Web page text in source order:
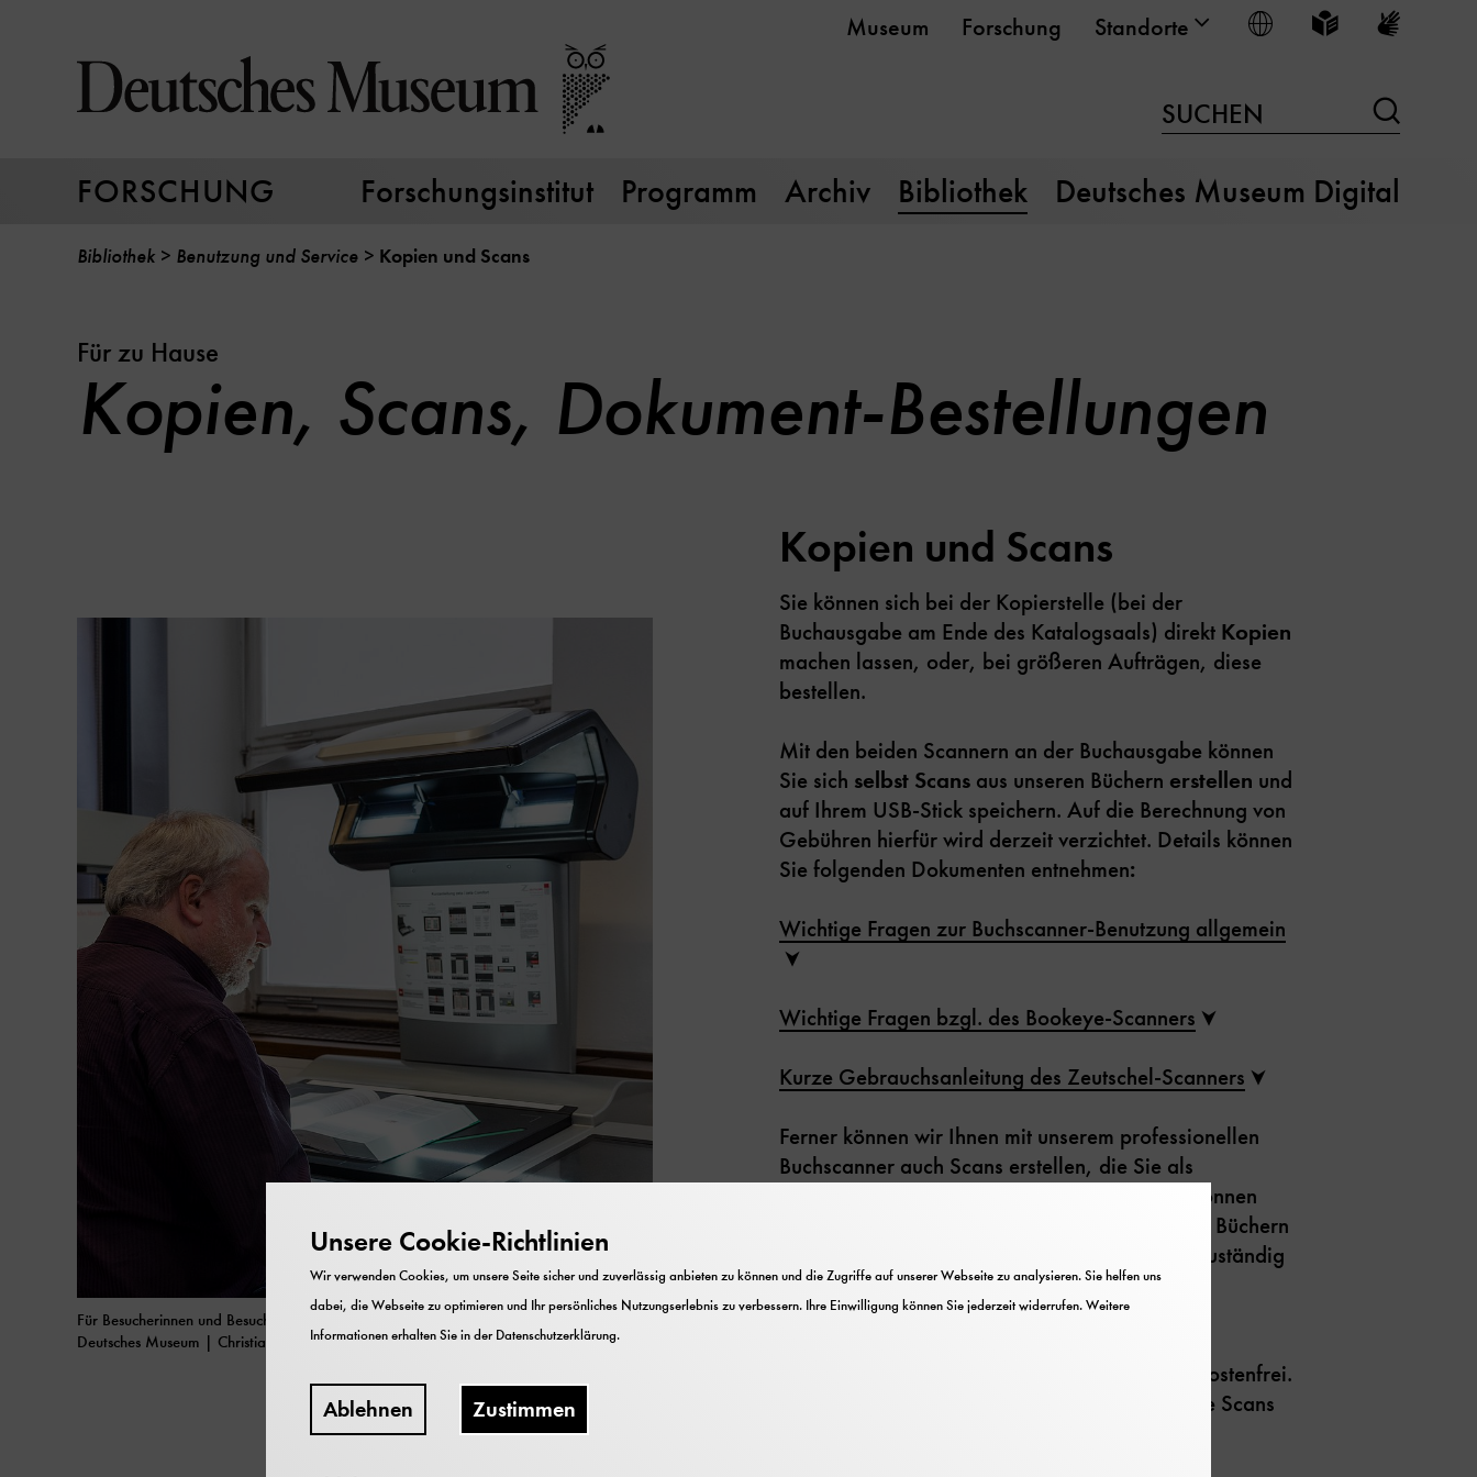
Seiteninhalt
springen
Museum Forschung Standorte Sprache wählen
Leichte Sprache
SUCHEN
FORSCHUNG Forschungsinstitut Programm Archiv Bibliothek Deutsches Museum Digital
Bibliothek Benutzung und Service Kopien und Scans
Für zu Hause
Kopien, Scans, Dokument-Bestellungen
Für Besucherinnen und Besucher stehen im Lesesaal zwei Scanner zur Verfügung. Bild:
Deutsches Museum | Christian Illing
Kopien und Scans
Sie können sich bei der Kopierstelle (bei der
Buchausgabe am Ende des Katalogsaals) direkt Kopien
machen lassen, oder, bei größeren Aufträgen, diese
bestellen.
Mit den beiden Scannern an der Buchausgabe können
Sie sich selbst Scansaus unseren Büchern erstellen und
auf Ihrem USB-Stick speichern. Auf die Berechnung von
Gebühren hierfür wird derzeit verzichtet. Details können
Sie folgenden Dokumenten entnehmen:
Wichtige Fragen zur Buchscanner-Benutzung allgemein
Wichtige Fragen bzgl. des Bookeye-Scanners
Kurze Gebrauchsanleitung des Zeutschel-Scanners
Ferner können wir Ihnen mit unserem professionellen
Buchscanner auch Scans erstellen, die Sie als
Ausdrucke oder auf CD erhalten können. Sie können
sich im Haus auch hochwertige Fotografien aus Büchern
zuständig
Gebührenordnung der Kopierstelle
Derzeit ist das Digitalisieren am Buchscanner kostenfrei.
Bitte denken Sie daran, einen USB-Stick für Ihre Scans
Unsere Cookie-Richtlinien
Wir verwenden Cookies, um unsere Seite sicher und zuverlässig anbieten zu können und die Zugriffe auf unserer Webseite zu analysieren. Sie helfen uns
dabei, die Webseite zu optimieren und Ihr persönliches Nutzungserlebnis zu verbessern. Ihre Einwilligung können Sie jederzeit widerrufen. Weitere
Informationen erhalten Sie in derDatenschutzerklärung.
Ablehnen Zustimmen